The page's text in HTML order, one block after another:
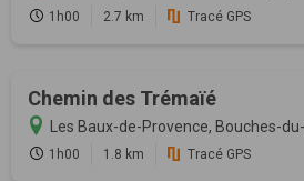
1h00 2.7 km Tracé GPS
Chemin des Trémaïé
Les Baux-de-Provence, Bouches-
1h00 1.8 km Tracé GPS